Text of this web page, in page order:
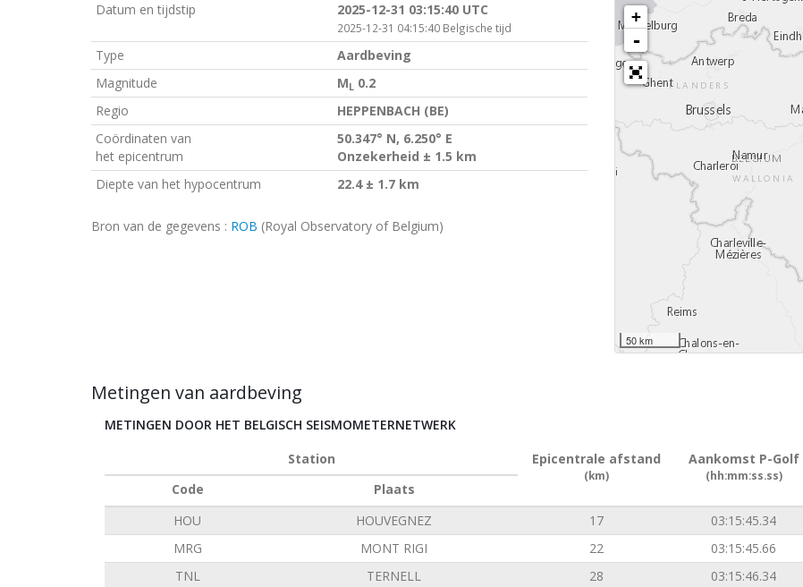
Datum en tijdstip 2025-12-31 03:15:40 UTC
2025-12-31 04:15:40 Belgische tijd
Type
Aardbeving
Magnitude
ML 0.2
Regio
HEPPENBACH (BE)
Coördinaten van
het epicentrum
50.347° N, 6.250° E
Onzekerheid ± 1.5 km
Diepte van het hypocentrum
22.4 ± 1.7 km
Bron van de gegevens : ROB (Royal Observatory of Belgium)
+
-
50 km
Metingen van aardbeving
METINGEN DOOR HET BELGISCH SEISMOMETERNETWERK
Station
Epicentrale afstand
(km)
Aankomst P-Golf
(hh:mm:ss.ss)
Code
Plaats
HOU
HOUVEGNEZ 17 03:15:45.34
MRG
MONT RIGI 22 03:15:45.66
TNL
TERNELL 28 03:15:46.34